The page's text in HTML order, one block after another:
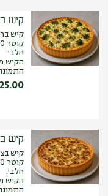
קיש
קיש
קוטר 20 ס”מ.
חלבי.
הקיש
קיש
קיש
קוטר 20 ס”מ.
חלבי.
הקיש